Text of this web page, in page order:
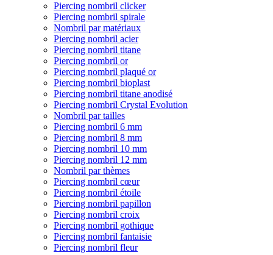
Piercing nombril clicker
Piercing nombril spirale
Nombril par matériaux
Piercing nombril acier
Piercing nombril titane
Piercing nombril or
Piercing nombril plaqué or
Piercing nombril bioplast
Piercing nombril titane anodisé
Piercing nombril Crystal Evolution
Nombril par tailles
Piercing nombril 6 mm
Piercing nombril 8 mm
Piercing nombril 10 mm
Piercing nombril 12 mm
Nombril par thèmes
Piercing nombril cœur
Piercing nombril étoile
Piercing nombril papillon
Piercing nombril croix
Piercing nombril gothique
Piercing nombril fantaisie
Piercing nombril fleur